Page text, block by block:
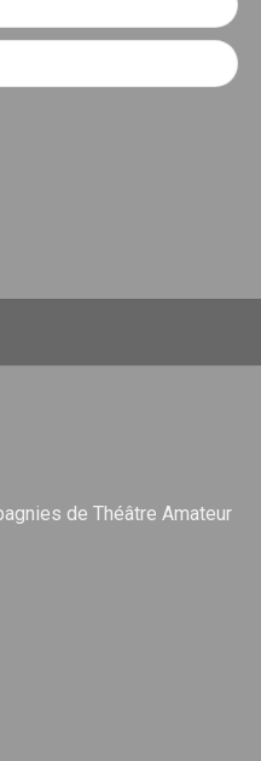
de Théâtre Amateur